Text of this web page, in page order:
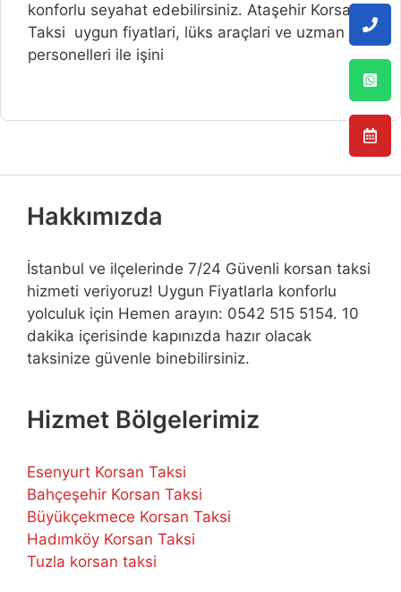
konforlu seyahat edebilirsiniz. Ataşehir Korsan
Taksi uygun fiyatlari, lüks araçlari ve uzman
personelleri ile işini
Hakkımızda
İstanbul ve ilçelerinde 7/24 Güvenli korsan taksi
hizmeti veriyoruz! Uygun Fiyatlarla konforlu
yolculuk için Hemen arayın: 0542 515 5154. 10
dakika içerisinde kapınızda hazır olacak
taksinize güvenle binebilirsiniz.
Hizmet Bölgelerimiz
Esenyurt Korsan Taksi
Bahçeşehir Korsan Taksi
Büyükçekmece Korsan Taksi
Hadımköy Korsan Taksi
Tuzla korsan taksi